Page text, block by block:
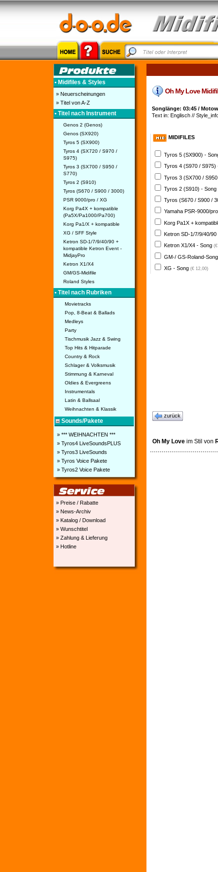
• Midifiles & Styles
» Neuerscheinungen
» Titel von A-Z
• Titel nach Instrument
Genos 2 (Genos)
Genos (SX920)
Tyros 5 (SX900)
Tyros 4 (SX720 / S970 /
S975)
Tyros 3 (SX700 / S950 /
S770)
Tyros 2 (S910)
Tyros (S670 / S900 / 3000)
PSR 9000/pro / XG
Korg Pa4X + kompatible
(Pa5X/Pa1000/Pa700)
Korg Pa1/X + kompatible
XG / SFF Style
Ketron SD-1/7/9/40/90 +
kompatible Ketron Event -
MidjayPro
Ketron X1/X4
GM/GS-Midifile
Roland Styles
• Titel nach Rubriken
Movietracks
Pop, 8-Beat & Ballads
Medleys
Party
Tischmusik Jazz & Swing
Top Hits & Hitparade
Country & Rock
Schlager & Volksmusik
Stimmung & Karneval
Oldies & Evergreens
Instrumentals
Latin & Ballsaal
Weihnachten & Klassik
Sounds/Pakete
» *** WEIHNACHTEN ***
» Tyros4 LiveSoundsPLUS
» Tyros3 LiveSounds
» Tyros Voice Pakete
» Tyros2 Voice Pakete
» Preise / Rabatte
» News-Archiv
» Katalog / Download
» Wunschtitel
» Zahlung & Lieferung
» Hotline
Oh My Love
Songlänge: 03:45 /
Text in: Englisch //
MIDIFILES
Tyros 5 (SX900) -
Tyros 4 (S970 /
Tyros 3 (SX700 /
Tyros 2 (S910) - Song
Tyros (S670 / S900 /
Yamaha PSR-9000/
Korg Pa1X +
Ketron SD-1/7/9/40/
Ketron X1/X4 - Song
GM-/ GS-Roland-
XG - Song (€ 12,00)
zurück
Oh My Love im Stil von